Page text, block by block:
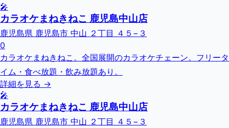
🎤
カラオケまねきねこ 鹿児島中山店
鹿児島県 鹿児島市 中山 ２丁目 ４５−３
0
カラオケまねきねこ。全国展開のカラオケチェーン。フリータ
イム・食べ放題・飲み放題あり。
詳細を見る →
🎤
カラオケまねきねこ 鹿児島中山店
鹿児島県 鹿児島市 中山 ２丁目 ４５−３